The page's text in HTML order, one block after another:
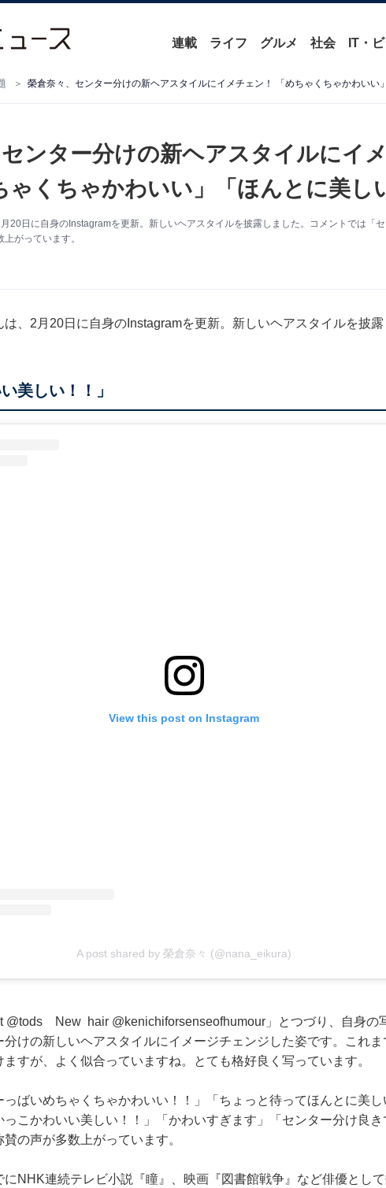
連載 ライフ グルメ 社会 IT・
榮倉奈々、センター分けの新ヘアスタイルにイメチェン！ 「めちゃくちゃかわいい
ンター分けの新ヘアスタイルにイ
ゃくちゃかわいい」「ほんとに美し
20日に自身のInstagramを更新。新しいヘアスタイルを披露しました。コメントでは「
がっています。
、2月20日に自身のInstagramを更新。新しいヘアスタイルを披露
美しい！！」
View this post on Instagram
A post shared by 榮倉奈々 (@nana_eikura)
@todsNew hair @kenichiforsenseofhumour」とつづり、自身の
分けの新しいヘアスタイルにイメージチェンジした姿です。これま
すが、よく似合っていますね。とても格好良く写っています。
っばいめちゃくちゃかわいい！！」「ちょっと待ってほんとに美し
っこかわいい美しい！！」「かわいすぎます」「センター分け良
の声が多数上がっています。
NHK連続テレビ小説『瞳』、映画『図書館戦争』など俳優とし